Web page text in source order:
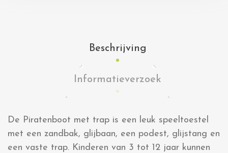
Beschrijving
Informatieverzoek
De Piratenboot met trap is een leuk speeltoestel
met een zandbak, glijbaan, een podest, glijstang en
een vaste trap. Kinderen van 3 tot 12 jaar kunnen